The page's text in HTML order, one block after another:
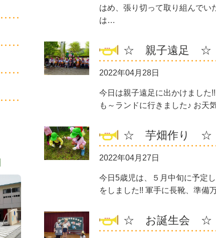
はめ、張り切って取り組んでい
は…
☆ 親子遠足 ☆
2022年04月28日
今日は親子遠足に出かけました
も～ランドに行きました♪ お
☆ 芋畑作り ☆
2022年04月27日
今日5歳児は、５月中旬に予定
をしました!! 軍手に長靴、準備
☆ お誕生会 ☆